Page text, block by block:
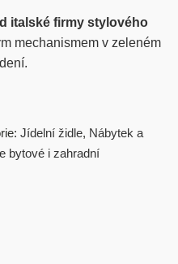
italské firmy stylového
mechanismem v zeleném
Jídelní židle, Nábytek a
bytové i zahradní